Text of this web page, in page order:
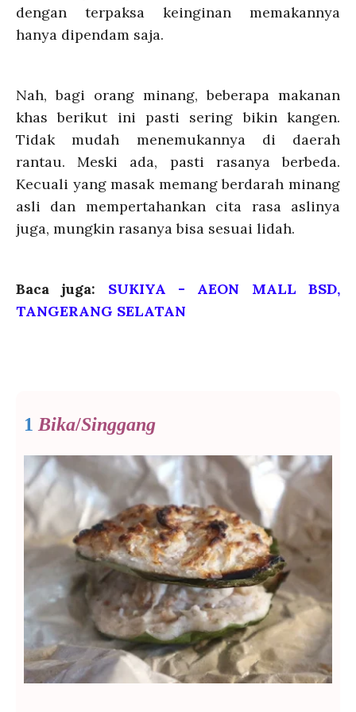
dengan terpaksa keinginan memakannya
hanya dipendam saja.
Nah, bagi orang minang, beberapa makanan
khas berikut ini pasti sering bikin kangen.
Tidak mudah menemukannya di daerah
rantau. Meski ada, pasti rasanya berbeda.
Kecuali yang masak memang berdarah minang
asli dan mempertahankan cita rasa aslinya
juga, mungkin rasanya bisa sesuai lidah.
Baca juga: SUKIYA - AEON MALL BSD,
TANGERANG SELATAN
1 Bika/Singgang